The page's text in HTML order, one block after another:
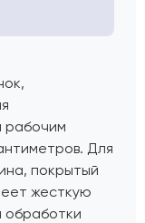
,
рабочим
Для
покрытый
жесткую
обработки